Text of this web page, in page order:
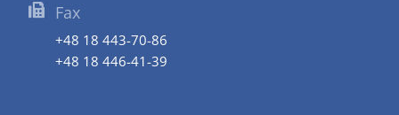
Fax
+48 18 443-70-86
+48 18 446-41-39